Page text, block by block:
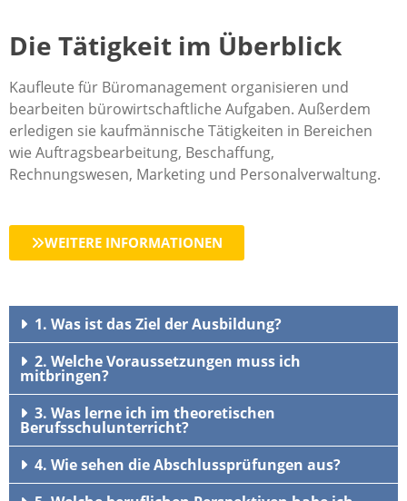
Die Tätigkeit im Überblick
Kaufleute für Büromanagement organisieren und
bearbeiten bürowirtschaftliche Aufgaben. Außerdem
erledigen sie kaufmännische Tätigkeiten in Bereichen
wie Auftragsbearbeitung, Beschaffung,
Rechnungswesen, Marketing und Personalverwaltung.
WEITERE INFORMATIONEN
1. Was ist das Ziel der Ausbildung?
2. Welche Voraussetzungen muss ich
mitbringen?
3. Was lerne ich im theoretischen
Berufsschulunterricht?
4. Wie sehen die Abschlussprüfungen aus?